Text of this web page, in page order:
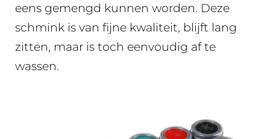
eens gemengd kunnen worden. Deze
schmink is van fijne kwaliteit, blijft lang
zitten, maar is toch eenvoudig af te
wassen.